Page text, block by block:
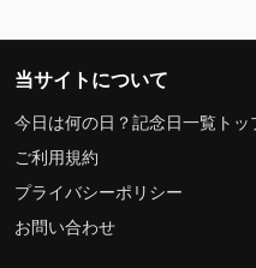
当サイトについて
今日は何の日？記念日一覧トッ
ご利用規約
プライバシーポリシー
お問い合わせ